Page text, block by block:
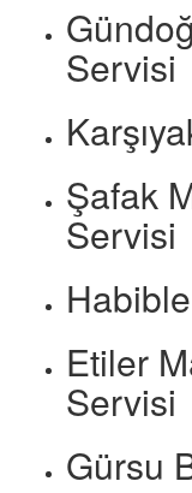
Servisi
Şafak
Servisi
Etiler
Servisi
Gürsu